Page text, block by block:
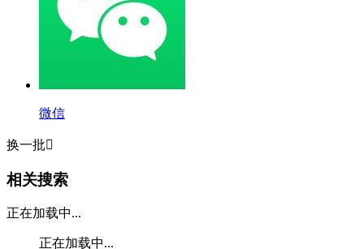
微信
换一批
相关搜索
正在加载中...
正在加载中...